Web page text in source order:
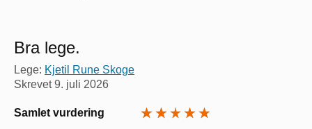
Bra lege.
Lege: Kjetil Rune Skoge
Skrevet9. juli 2026
Samlet vurdering